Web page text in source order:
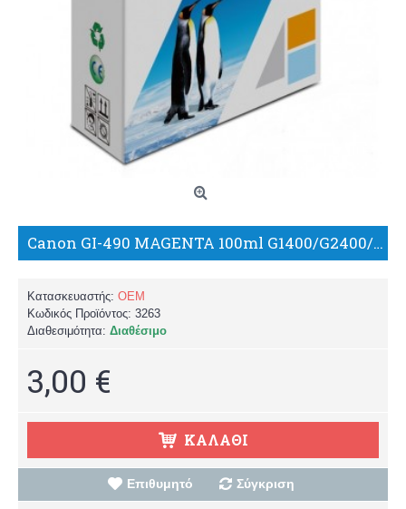
Canon GI-490 MAGENTA 100ml G1400/G2400/G3400 ΣΥΜΒΑΤΟ ΜΕΛΑΝΙ/BP
Κατασκευαστής: OEM
Κωδικός Προϊόντος: 3263
Διαθεσιμότητα: Διαθέσιμο
3,00 €
ΚΑΛΆΘΙ
Επιθυμητό Σύγκριση